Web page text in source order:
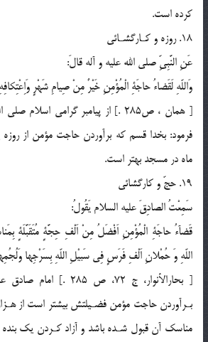
كرده است.
18. روزه و كـارگشـائى
عَنِ النَّبِىِّ صلي الله عليه و آله قالَ:
وَاللّهِ لَقَضاءُ حاجَةِ الْمُؤْمِنِ خَيْرٌ مِنْ صِيامِ شَهْرٍ
[ همان ، ص285 .] از پيامبر گرامى
فرمود: بخدا قسم كه برآوردن حاجت مؤمن از
ماه در مسجد بهتر است.
19. حجّ و كارگشائى
سَمِعْتُ الصادِقَ عليه السلام يَقُولُ:
قَضآءُ حاجَةِ الْمُؤْمِنِ اَفْضَلُ مِنْ اَلْفِ حِجَّةٍ مُتَقَبَّلَةٍ
اللّهِ وَ حُمْلانِ اَلْفِ فَرَسٍ فِى سَبيْلِ اللّهِ بِسَرْجِها
[ بحارالأنوار، ج 72، ص
بـرآوردن حاجت مؤمن فضـيلتش بيشتر است از
مناسك آن قبول شـده باشد و آزاد كـردن يك بنده